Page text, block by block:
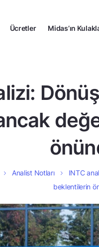
Ücretler Midas’ın
Analist Notları
INTC
beklentilerin